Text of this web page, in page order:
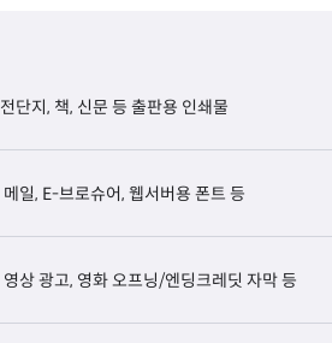
단지, 책, 신문 등 출판용 인쇄물
일, E-브로슈어, 웹서버용 폰트 등
상 광고, 영화 오프닝/엔딩크레딧 자막 등